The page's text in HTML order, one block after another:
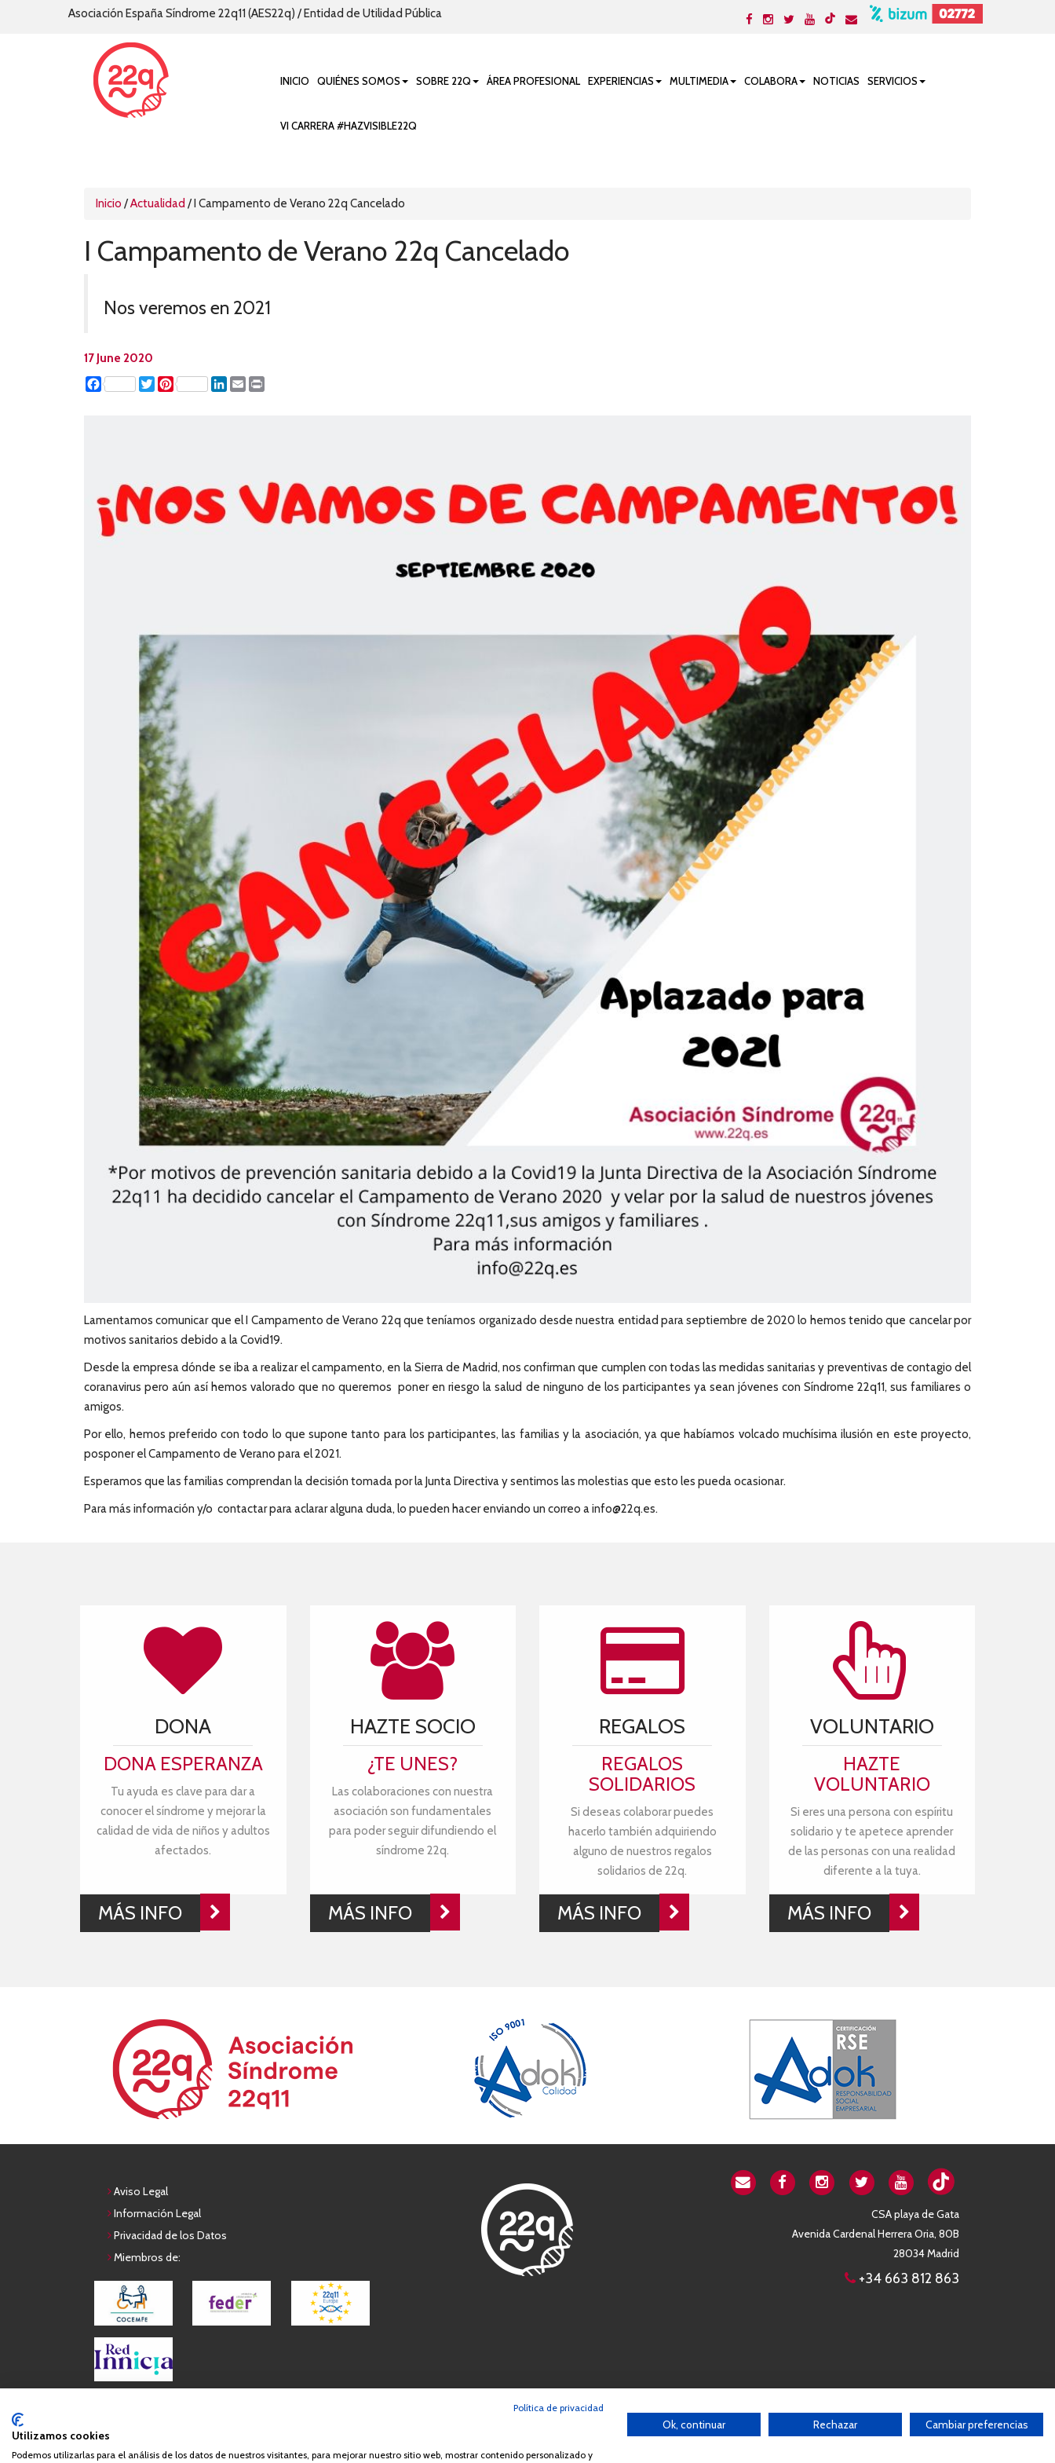
Asociación España Síndrome 22q11 (AES22q) / Entidad de Utilidad Pública
INICIO QUIÉNES SOMOS SOBRE 22Q ÁREA PROFESIONAL EXPERIENCIAS MULTIMEDIA COLABORA NOTICIAS SERVICIOS
VI CARRERA #HAZVISIBLE22Q
Inicio /Actualidad /I Campamento de Verano 22q Cancelado
I Campamento de Verano 22q Cancelado
Nos veremos en 2021
17 June 2020
Facebook TwitterPinterest LinkedIn
Email
Lamentamos comunicar que el I Campamento de Verano 22q que teníamos organizado desde nuestra entidad para septiembre de 2020 lo hemos tenido que cancelar por
motivos sanitarios debido a la Covid19.
Desde la empresa dónde se iba a realizar el campamento, en la Sierra de Madrid, nos confirman que cumplen con todas las medidas sanitarias y preventivas de contagio del
coranavirus pero aún así hemos valorado que no queremos poner en riesgo la salud de ninguno de los participantes ya sean jóvenes con Síndrome 22q11, sus familiares o
amigos.
Por ello, hemos preferido con todo lo que supone tanto para los participantes, las familias y la asociación, ya que habíamos volcado muchísima ilusión en este proyecto,
posponer el Campamento de Verano para el 2021.
Esperamos que las familias comprendan la decisión tomada por la Junta Directiva y sentimos las molestias que esto les pueda ocasionar.
Para más información y/o contactar para aclarar alguna duda, lo pueden hacer enviando un correo a info@22q.es.
DONA
DONA ESPERANZA
Tu ayuda es clave para dar a
conocer el síndrome y mejorar la
calidad de vida de niños y adultos
afectados.
MÁS INFO
HAZTE SOCIO
¿TE UNES?
Las colaboraciones con nuestra
asociación son fundamentales
para poder seguir difundiendo el
síndrome 22q.
MÁS INFO
REGALOS
REGALOS
SOLIDARIOS
Si deseas colaborar puedes
hacerlo también adquiriendo
alguno de nuestros regalos
solidarios de 22q.
MÁS INFO
VOLUNTARIO
HAZTE
VOLUNTARIO
Si eres una persona con espíritu
solidario y te apetece aprender
de las personas con una realidad
diferente a la tuya.
MÁS INFO
Aviso Legal
Información Legal
Privacidad de los Datos
Miembros de:
CSA playa de Gata
Avenida Cardenal Herrera Oria, 80B
28034 Madrid
+34 663 812 863
Queda prohibida de forma expresa la copia, reproducción o distribución de la totalidad o parte de los contenidos del sitio web sin el consentimiento por escrito de la Asociación
Política de privacidad
Utilizamos cookies
Podemos utilizarlas para el análisis de los datos de nuestros visitantes, para mejorar nuestro sitio web, mostrar contenido personalizado y
Ok, continuar Rechazar Cambiar preferencias